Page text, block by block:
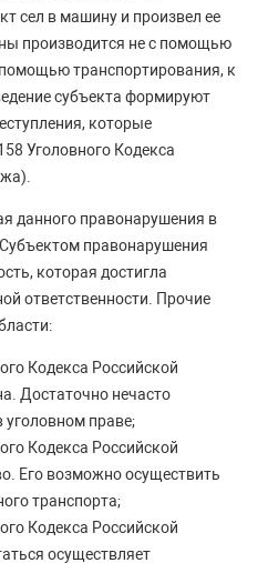
сел в машину и произвел ее
производится не с помощью
помощью транспортирования, к
субъекта формируют
которые
Уголовного Кодекса
данного правонарушения в
правонарушения
которая достигла
ответственности. Прочие
Кодекса Российской
Достаточно нечасто
уголовном праве;
Кодекса Российской
Его возможно осуществить
транспорта;
Кодекса Российской
осуществляет